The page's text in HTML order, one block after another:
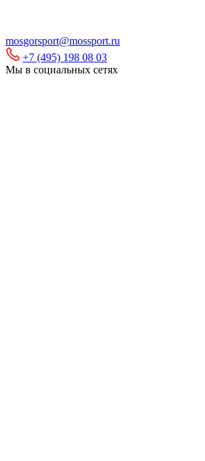
mosgorsport@mossport.ru
+7 (495) 198 08 03
Мы в социальных сетях